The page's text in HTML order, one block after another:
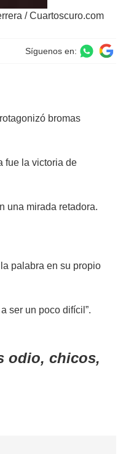
/ Cuartoscuro.com
Síguenos en:
bromas
fue la victoria de
una mirada retadora.
palabra en su propio
ser un poco difícil”.
odio, chicos,